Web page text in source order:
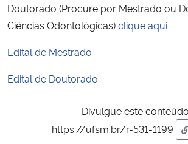
Secretaria de Governo
Gabinete de Segurança Institucional
Doutorado (Procure por Mestrado ou
Ciências Odontológicas)clique aqui
Edital de Mestrado
Edital de Doutorado
Divulgue este
https://ufsm.br/r-531-1199